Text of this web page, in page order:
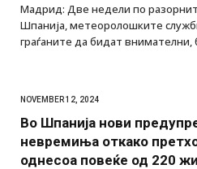
Мадрид: Две недели по
Шпанија, метеоролошките
граѓаните да бидат
NOVEMBER 12, 2024
Во Шпанија нови
невремиња откако
однесоа повеќе од 220